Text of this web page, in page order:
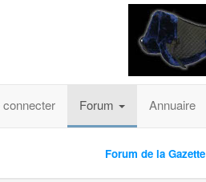
connecter Forum Annuaire
Forum de la Gazette